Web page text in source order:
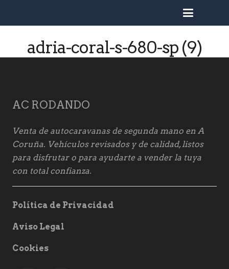
adria-coral-s-680-sp (9)
AC RODANDO
Venta de autocaravanas de segunda mano en A
Coruña. Vehículos revisados y de calidad, listos
para disfrutar o para ayudarte a vender la tuya
con total confianza.
Política de Privacidad
Aviso Legal
Cookies